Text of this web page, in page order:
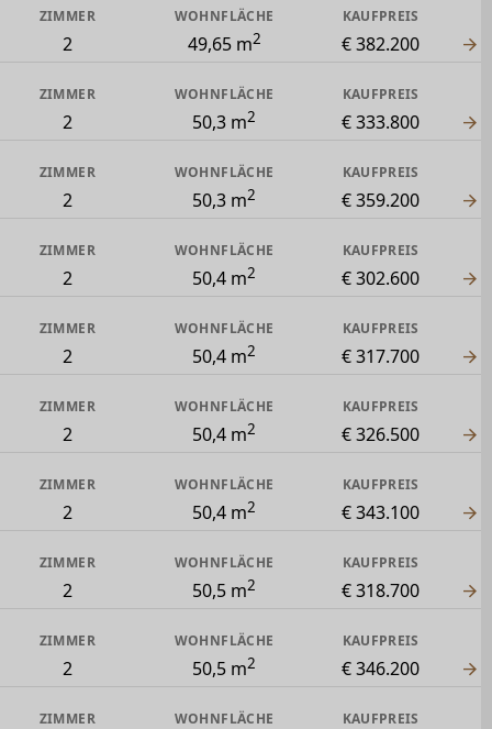
ZIMMER
2
WOHNFLÄCHE
49,65 m2
KAUFPREIS
€ 382.200
ZIMMER
2
WOHNFLÄCHE
50,3 m2
KAUFPREIS
€ 333.800
ZIMMER
2
WOHNFLÄCHE
50,3 m2
KAUFPREIS
€ 359.200
ZIMMER
2
WOHNFLÄCHE
50,4 m2
KAUFPREIS
€ 302.600
ZIMMER
2
WOHNFLÄCHE
50,4 m2
KAUFPREIS
€ 317.700
ZIMMER
2
WOHNFLÄCHE
50,4 m2
KAUFPREIS
€ 326.500
ZIMMER
2
WOHNFLÄCHE
50,4 m2
KAUFPREIS
€ 343.100
ZIMMER
2
WOHNFLÄCHE
50,5 m2
KAUFPREIS
€ 318.700
ZIMMER
2
WOHNFLÄCHE
50,5 m2
KAUFPREIS
€ 346.200
ZIMMER WOHNFLÄCHE KAUFPREIS